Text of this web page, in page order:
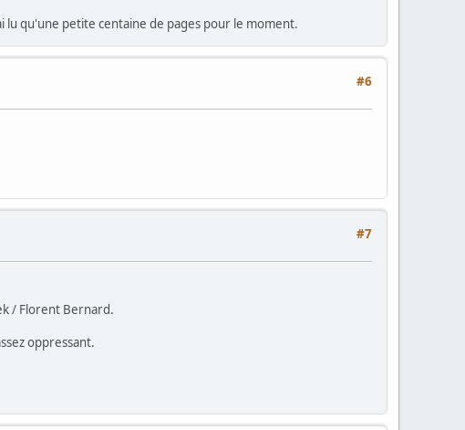
lu qu'une petite centaine de pages pour le moment.
#6
#7
/ Florent Bernard.
oppressant.